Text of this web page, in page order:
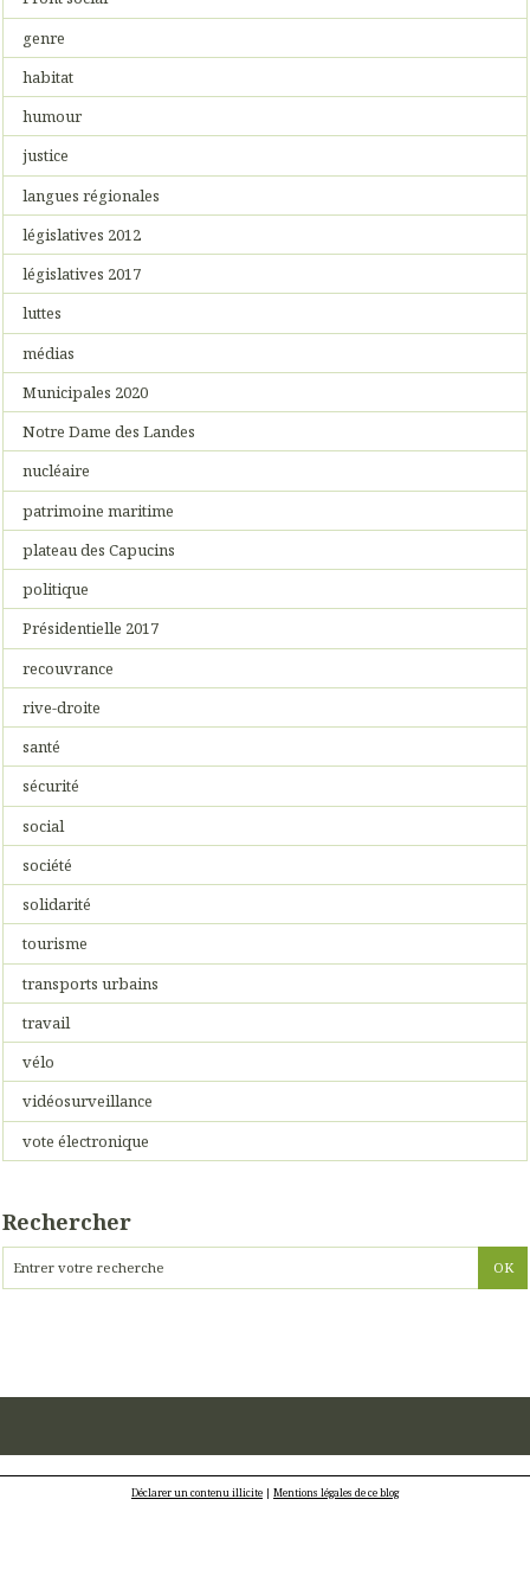
genre
habitat
humour
justice
langues régionales
législatives 2012
législatives 2017
luttes
médias
Municipales 2020
Notre Dame des Landes
nucléaire
patrimoine maritime
plateau des Capucins
politique
Présidentielle 2017
recouvrance
rive-droite
santé
sécurité
social
société
solidarité
tourisme
transports urbains
travail
vélo
vidéosurveillance
vote électronique
Rechercher
Déclarer un contenu illicite | Mentions légales de ce blog